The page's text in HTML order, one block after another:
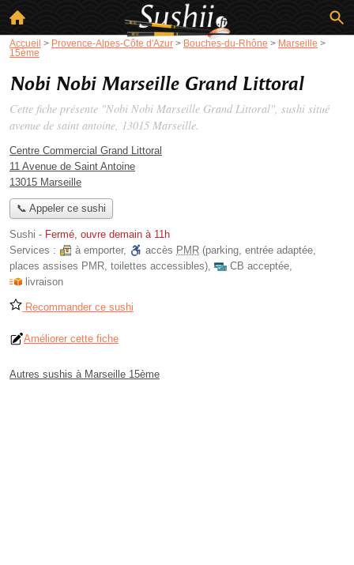
Accueil > Provence-Alpes-Côte d'Azur > Bouches-du-Rhône > Marseille >
15ème
Nobi Nobi Marseille Grand Littoral
Cette fiche présente "Nobi Nobi Marseille Grand Littoral", sushi situé
avenue de saint antoine, 13015 Marseille.
Centre Commercial Grand Littoral
11 Avenue de Saint Antoine
13015 Marseille
📞 Appeler ce sushi
Sushi - Fermé, ouvre demain à 11h
Services :
à emporter, accès PMR (parking, entrée adaptée,
places assises PMR, toilettes accessibles), CB acceptée,
livraison
Recommander ce sushi
Améliorer cette fiche
Autres sushis à Marseille 15ème